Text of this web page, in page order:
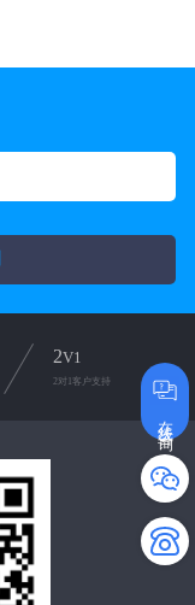
在线咨询
2V1
2对1客户支持